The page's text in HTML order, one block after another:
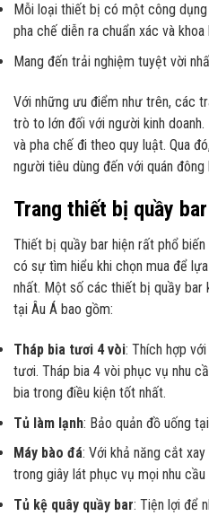
Mỗi loại thiết bị có một công
pha chế diễn ra chuẩn xác và khoa
Mang đến trải nghiệm tuyệt vời
Với những ưu điểm như trên, các
trò to lớn đối với người kinh
và pha chế đi theo quy luật. Qua
người tiêu dùng đến với quán đông
Trang thiết bị quầy
Thiết bị quầy bar hiện rất phổ
có sự tìm hiểu khi chọn mua để
nhất. Một số các thiết bị quầy bar
tại Âu Á bao gồm:
Tháp bia tươi 4 vòi: Thích hợp
tươi. Tháp bia 4 vòi phục vụ nhu
bia trong điều kiện tốt nhất.
Tủ làm lạnh: Bảo quản đồ uống
Máy bào đá: Với khả năng cắt
trong giây lát phục vụ mọi nhu
Tủ kệ quây quầy bar: Tiện lợi để